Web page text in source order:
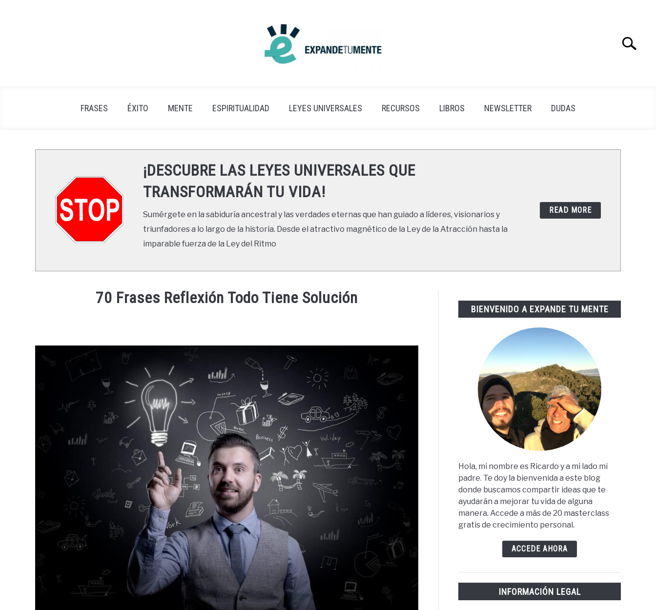
Search
FRASES ÉXITO MENTE ESPIRITUALIDAD LEYES UNIVERSALES RECURSOS LIBROS NEWSLETTER DUDAS
¡DESCUBRE LAS LEYES UNIVERSALES QUE
TRANSFORMARÁN TU VIDA!
Sumérgete en la sabiduría ancestral y las verdades eternas que han guiado a líderes, visionarios y
triunfadores a lo largo de la historia. Desde el atractivo magnético de la Ley de la Atracción hasta la
imparable fuerza de la Ley del Ritmo
READ MORE
70 Frases Reflexión Todo Tiene Solución
BIENVENIDO A EXPANDE TU MENTE
Hola, mi nombre es Ricardo y a mi lado mi
padre. Te doy la bienvenida a este blog
donde buscamos compartir ideas que te
ayudarán a mejorar tu vida de alguna
manera. Accede a más de 20 masterclass
gratis de crecimiento personal.
ACCEDE AHORA
INFORMACIÓN LEGAL